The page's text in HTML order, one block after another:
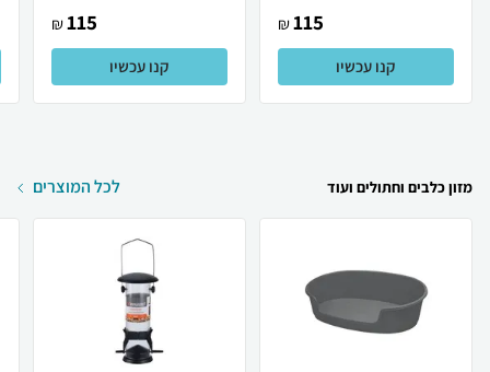
115
₪
קנו עכשיו
115
₪
קנו עכשיו
מזון כלבים וחתולים ועוד לכל המוצרים